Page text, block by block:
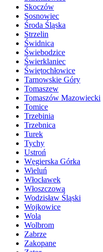
Skoczów
Sosnowiec
Środa Śląska
Strzelin
Świdnica
Świebodzice
Świerklaniec
Świętochłowice
Tarnowskie Góry
Tomaszew
Tomaszów Mazowiecki
Tomice
Trzebinia
Trzebnica
Turek
Tychy
Ustroń
Węgierska Górka
Wieluń
Włocławek
Włoszczowa
Wodzisław Śląski
Wojkowice
Wola
Wolbrom
Zabrze
Zakopane